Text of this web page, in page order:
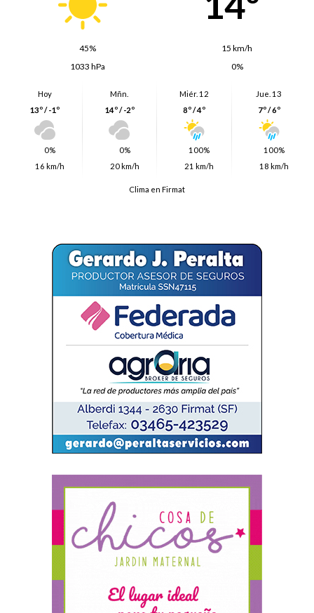
45%
15 km/h
1033 hPa
0%
Hoy
13º / -1º
0%
16 km/h
Mñn.
14º / -2º
0%
20 km/h
Miér. 12
8º / 4º
100%
21 km/h
Jue. 13
7º / 6º
100%
18 km/h
Clima en Firmat